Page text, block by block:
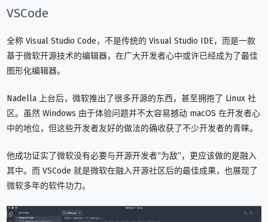
VSCode
全称 Visual Studio Code，不是传统的 Visual Studio IDE，而是一款
基于微软开源技术的编辑器，在广大开发者心中或许已经成为了最佳
图形化编辑器。
Nadella 上台后，微软推出了很多开源的东西，甚至拥抱了 Linux 社
区。虽然 Windows 由于体验问题并不太容易撼动 macOS 在开发者心
中的地位，但这些开发者友好的做法的确收获了不少开发者的青睐。
他成功证实了微软没有必要与开源开发者“为敌”，更应该做的是融入
其中。而 VSCode 就是微软在融入开源社区后的最佳成果，也展现了
微软多年的软件功力。